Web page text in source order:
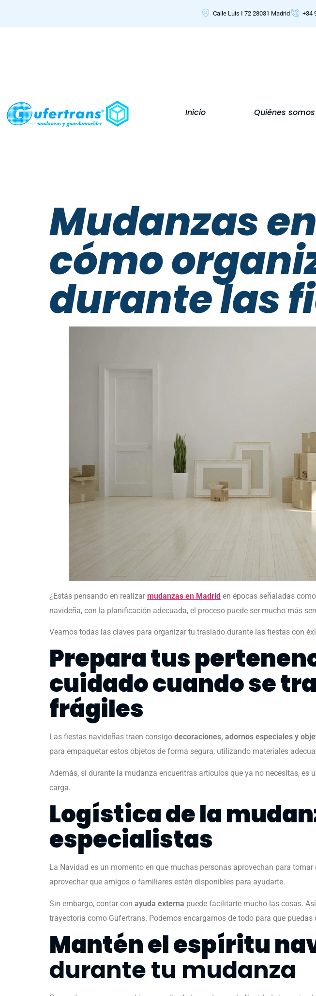
Calle Luis I 72 28031 Madrid +34
Inicio Quiénes somos
Mudanzas
cómo
durante las
¿Estás pensando en realizar mudanzas en Madrid en épocas señaladas
navideña, con la planificación adecuada, el proceso puede ser mucho más
Veamos todas las claves para organizar tu traslado durante las fiestas con
Prepara tus
cuidado cuando se
frágiles
Las fiestas navideñas traen consigo decoraciones, adornos especiales y
para empaquetar estos objetos de forma segura, utilizando materiales
Además, si durante la mudanza encuentras artículos que ya no necesitas,
carga.
Logística de la
especialistas
La Navidad es un momento en que muchas personas aprovechan para
aprovechar que amigos o familiares estén disponibles para ayudarte.
Sin embargo, contar con ayuda externa puede facilitarte mucho las cosas.
trayectoria como Gufertrans. Podemos encargarnos de todo para que
Mantén el espíritu
durante tu mudanza